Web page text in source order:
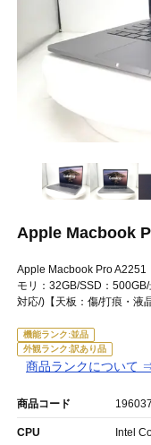
Apple Macbook
Apple Macbook Pro A2251
モリ：32GB/SSD：
対応/)【天板：傷/打痕・
機能ランク:並品
外観ランク:訳あり品
商品ランクについて
商品コード 196037
CPU Intel